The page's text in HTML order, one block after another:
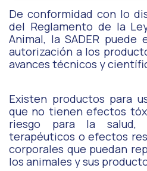
De conformidad con lo
del Reglamento de la
Animal, la SADER
autorización a los
avances técnicos y
Existen productos para
que no tienen efectos
riesgo para la salud,
terapéuticos o efectos
corporales que puedan
los animales y sus